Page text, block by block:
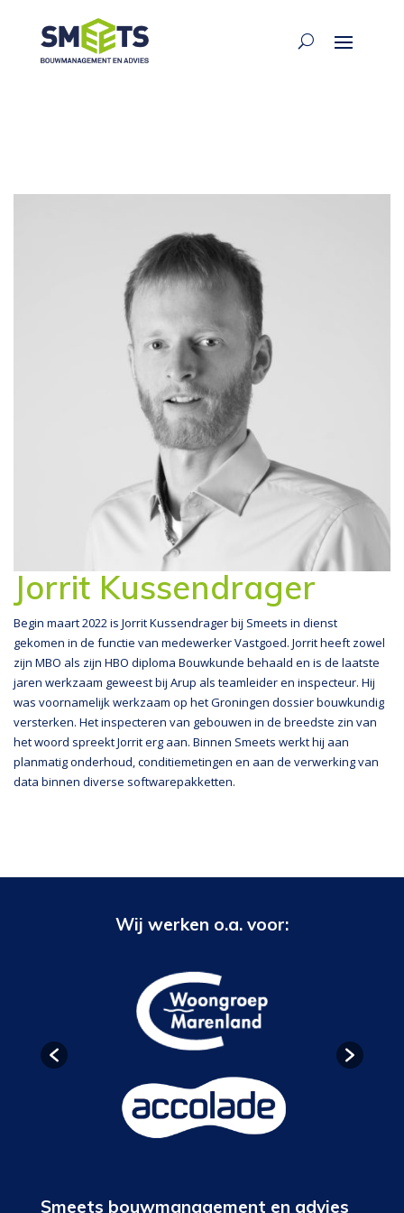
Jorrit Kussendrager
Begin maart 2022 is Jorrit Kussendrager bij Smeets in dienst
gekomen in de functie van medewerker Vastgoed. Jorrit heeft zowel
zijn MBO als zijn HBO diploma Bouwkunde behaald en is de laatste
jaren werkzaam geweest bij Arup als teamleider en inspecteur. Hij
was voornamelijk werkzaam op het Groningen dossier bouwkundig
versterken. Het inspecteren van gebouwen in de breedste zin van
het woord spreekt Jorrit erg aan. Binnen Smeets werkt hij aan
planmatig onderhoud, conditiemetingen en aan de verwerking van
data binnen diverse softwarepakketten.
Wij werken o.a. voor:
Smeets bouwmanagement en advies